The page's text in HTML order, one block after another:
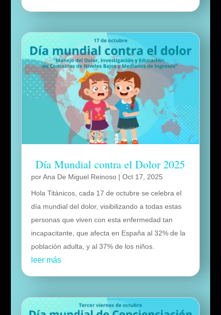
Día Mundial contra el Dolor 2025
porAna De Miguel Reinoso| Oct 17, 2025
Hola Titánicos, cada 17 de octubre se celebra el
día mundial del dolor, visibilizando a todas estas
personas que viven con esta enfermedad tan
incapacitante, que afecta en España al 32% de la
población adulta, y al 37% de los niños.
leer más